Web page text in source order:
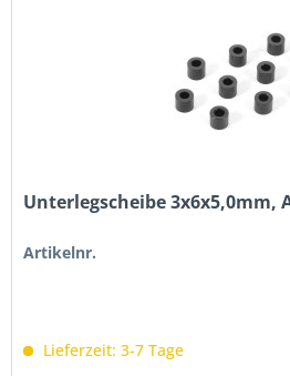
Unterlegscheibe 3x6x5,0mm,
Artikelnr.
Lieferzeit: 3-7 Tage